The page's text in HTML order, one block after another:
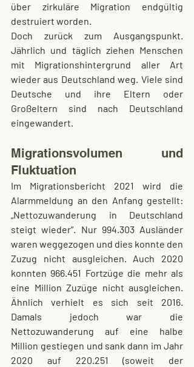
über zirkuläre Migration endgültig
destruiert worden.
Doch zurück zum Ausgangspunkt.
Jährlich und täglich ziehen Menschen
mit Migrationshintergrund aller Art
wieder aus Deutschland weg. Viele sind
Deutsche und ihre Eltern oder
Großeltern sind nach Deutschland
eingewandert.
Migrationsvolumen und
Fluktuation
Im Migrationsbericht 2021 wird die
Alarmmeldung an den Anfang gestellt:
„Nettozuwanderung in Deutschland
steigt wieder“. Nur 994.303 Ausländer
waren weggezogen und dies konnte den
Zuzug nicht ausgleichen. Auch 2020
konnten 966.451 Fortzüge die mehr als
eine Million Zuzüge nicht ausgleichen.
Ähnlich verhielt es sich seit 2016.
Damals jedoch war die
Nettozuwanderung auf eine halbe
Million gestiegen und sank dann im Jahr
2020 auf 220.251 (soweit der